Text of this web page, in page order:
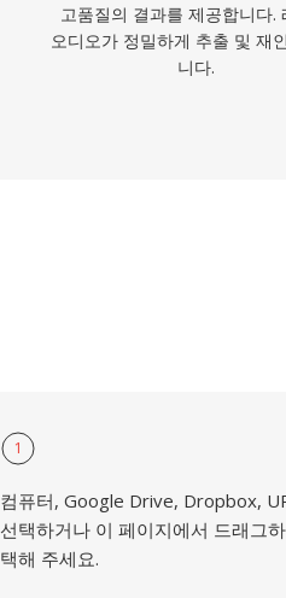
고품질의 결과를 제공합니다.
오디오가 정밀하게 추출 및 재
니다.
1
컴퓨터, Google Drive, Dropbox,
선택하거나 이 페이지에서 드래그
택해 주세요.